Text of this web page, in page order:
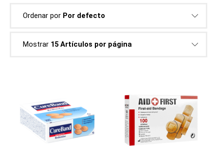
Ordenar por Por defecto
Mostrar 15 Artículos por página